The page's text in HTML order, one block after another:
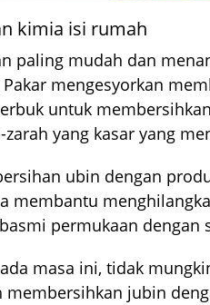
kimia isi rumah
paling mudah dan
Pakar mengesyorkan
untuk
zarah yang kasar yang
ubin dengan
membantu
permukaan dengan
masa ini, tidak
membersihkan jubin